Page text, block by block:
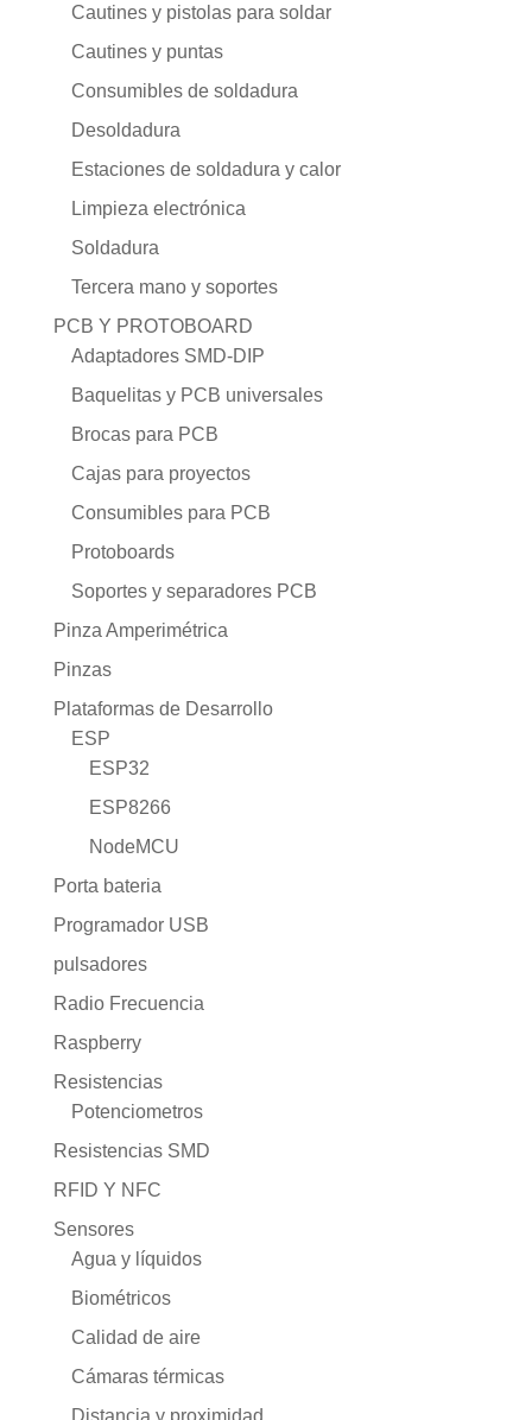
Cautines y pistolas para soldar
Cautines y puntas
Consumibles de soldadura
Desoldadura
Estaciones de soldadura y calor
Limpieza electrónica
Soldadura
Tercera mano y soportes
PCB Y PROTOBOARD
Adaptadores SMD-DIP
Baquelitas y PCB universales
Brocas para PCB
Cajas para proyectos
Consumibles para PCB
Protoboards
Soportes y separadores PCB
Pinza Amperimétrica
Pinzas
Plataformas de Desarrollo
ESP
ESP32
ESP8266
NodeMCU
Porta bateria
Programador USB
pulsadores
Radio Frecuencia
Raspberry
Resistencias
Potenciometros
Resistencias SMD
RFID Y NFC
Sensores
Agua y líquidos
Biométricos
Calidad de aire
Cámaras térmicas
Distancia y proximidad